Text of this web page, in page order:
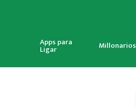
Apps para
Ligar Millonarios